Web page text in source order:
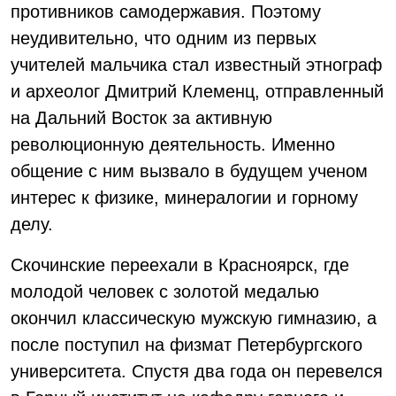
противников самодержавия. Поэтому
неудивительно, что одним из первых
учителей мальчика стал известный этнограф
и археолог Дмитрий Клеменц, отправленный
на Дальний Восток за активную
революционную деятельность. Именно
общение с ним вызвало в будущем ученом
интерес к физике, минералогии и горному
делу.
Скочинские переехали в Красноярск, где
молодой человек с золотой медалью
окончил классическую мужскую гимназию, а
после поступил на физмат Петербургского
университета. Спустя два года он перевелся